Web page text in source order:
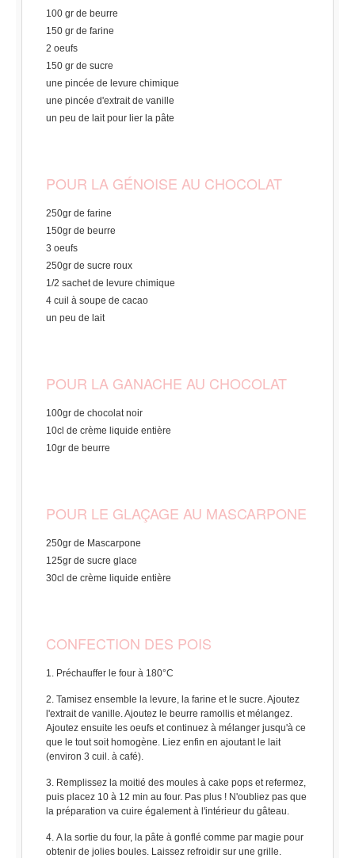
100 gr de beurre
150 gr de farine
2 oeufs
150 gr de sucre
une pincée de levure chimique
une pincée d'extrait de vanille
un peu de lait pour lier la pâte
POUR LA GÉNOISE AU CHOCOLAT
250gr de farine
150gr de beurre
3 oeufs
250gr de sucre roux
1/2 sachet de levure chimique
4 cuil à soupe de cacao
un peu de lait
POUR LA GANACHE AU CHOCOLAT
100gr de chocolat noir
10cl de crème liquide entière
10gr de beurre
POUR LE GLAÇAGE AU MASCARPONE
250gr de Mascarpone
125gr de sucre glace
30cl de crème liquide entière
CONFECTION DES POIS
Préchauffer le four à 180°C
Tamisez ensemble la levure, la farine et le sucre. Ajoutez
l'extrait de vanille. Ajoutez le beurre ramollis et mélangez.
Ajoutez ensuite les oeufs et continuez à mélanger jusqu'à ce
que le tout soit homogène. Liez enfin en ajoutant le lait
(environ 3 cuil. à café).
Remplissez la moitié des moules à cake pops et refermez,
puis placez 10 à 12 min au four. Pas plus ! N'oubliez pas que
la préparation va cuire également à l'intérieur du gâteau.
A la sortie du four, la pâte à gonflé comme par magie pour
obtenir de jolies boules. Laissez refroidir sur une grille.